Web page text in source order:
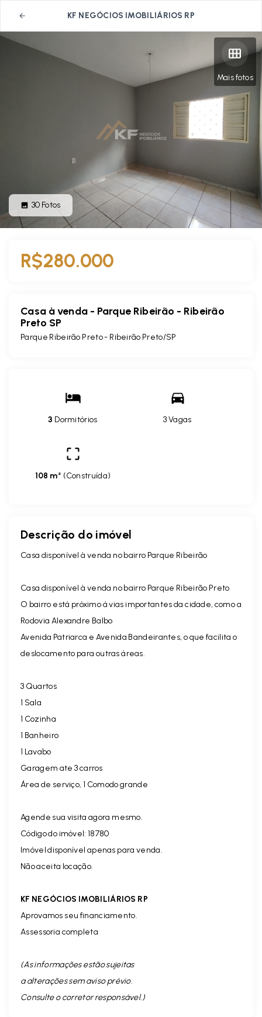
KF NEGÓCIOS IMOBILIÁRIOS RP
Mais fotos
30 Fotos
R$280.000
Casa à venda - Parque Ribeirão - Ribeirão
Preto SP
Parque Ribeirão Preto - Ribeirão Preto/SP
3 Dormitórios 3 Vagas
108 m² (Construída)
Descrição do imóvel
Casa disponível à venda no bairro Parque Ribeirão
Casa disponível à venda no bairro Parque Ribeirão Preto
O bairro está próximo á vias importantes da cidade, como a
Rodovia Alexandre Balbo
Avenida Patriarca e Avenida Bandeirantes, o que facilita o
deslocamento para outras áreas.
3 Quartos
1 Sala
1 Cozinha
1 Banheiro
1 Lavabo
Garagem ate 3 carros
Área de serviço, 1 Comodo grande
Agende sua visita agora mesmo.
Código do imóvel: 18780
Imóvel disponível apenas para venda.
Não aceita locação.
KF NEGÓCIOS IMOBILIÁRIOS RP
Aprovamos seu financiamento.
Assessoria completa
(As informações estão sujeitas
a alterações sem aviso prévio.
Consulte o corretor responsável. )